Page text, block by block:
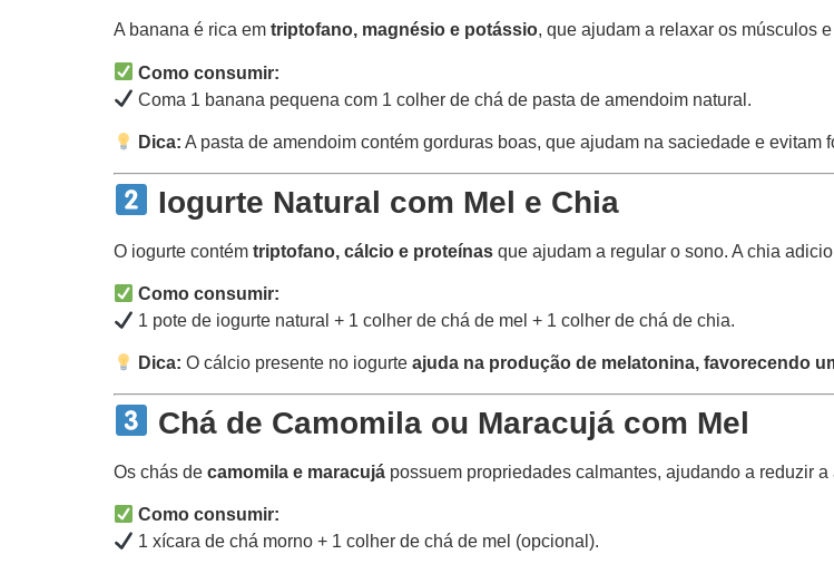
A banana é rica em triptofano, magnésio e potássio, que ajudam a relaxar os músculos
Como consumir:
Coma 1 banana pequena com 1 colher de chá de pasta de amendoim natural.
Dica: A pasta de amendoim contém gorduras boas, que ajudam na saciedade e evitam
Iogurte Natural com Mel e Chia
O iogurte contém triptofano, cálcio e proteínas que ajudam a regular o sono. A chia
Como consumir:
1 pote de iogurte natural + 1 colher de chá de mel + 1 colher de chá de chia.
Dica: O cálcio presente no iogurteajuda na produção de melatonina, favorecendo
Chá de Camomila ou Maracujá com Mel
Os chás de camomila e maracujá possuem propriedades calmantes, ajudando a reduzir
Como consumir:
1 xícara de chá morno + 1 colher de chá de mel (opcional).